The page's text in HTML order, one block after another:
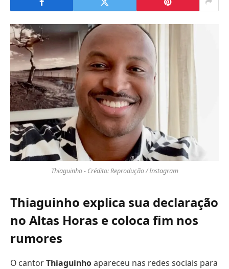
Thiaguinho - Crédito: Reprodução / Instagram
Thiaguinho explica sua declaração
no Altas Horas e coloca fim nos
rumores
O cantorThiaguinhoapareceu nas redes sociais para